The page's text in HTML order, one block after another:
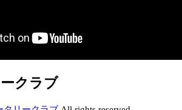
クラブ